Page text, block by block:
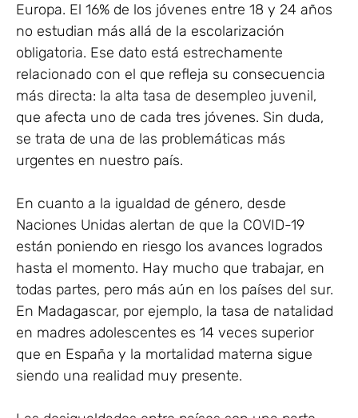
Europa. El 16% de los jóvenes entre 18 y 24 años
no estudian más allá de la escolarización
obligatoria. Ese dato está estrechamente
relacionado con el que refleja su consecuencia
más directa: la alta tasa de desempleo juvenil,
que afecta uno de cada tres jóvenes. Sin duda,
se trata de una de las problemáticas más
urgentes en nuestro país.
En cuanto a la igualdad de género, desde
Naciones Unidas alertan de que la COVID-19
están poniendo en riesgo los avances logrados
hasta el momento. Hay mucho que trabajar, en
todas partes, pero más aún en los países del sur.
En Madagascar, por ejemplo, la tasa de natalidad
en madres adolescentes es 14 veces superior
que en España y la mortalidad materna sigue
siendo una realidad muy presente.